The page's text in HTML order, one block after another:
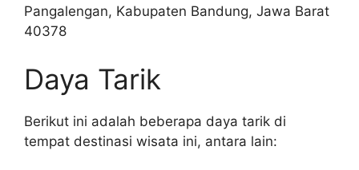
Pangalengan, Kabupaten Bandung, Jawa Barat
40378
Daya Tarik
Berikut ini adalah beberapa daya tarik di
tempat destinasi wisata ini, antara lain: